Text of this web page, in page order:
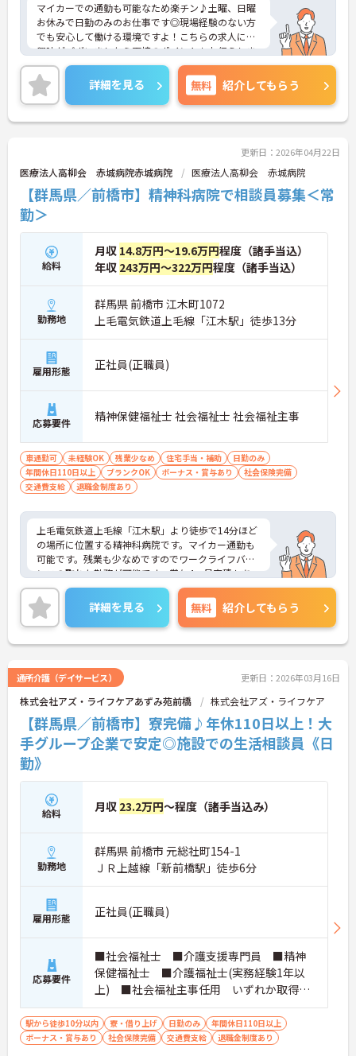
マイカーでの通勤も可能なため楽チン♪土曜、日曜
お休みで日勤のみのお仕事です◎現場経験のない方
でも安心して働ける環境ですよ！こちらの求人にご
興味がございましたら面接のポイントもお伝えしま
すので是非ご応募お待ちしております。
詳細を見る 無料 紹介してもらう
更新日：2026年04月22日
医療法人高柳会 赤城病院赤城病院 医療法人高柳会 赤城病院
【群馬県／前橋市】精神科病院で相談員募集＜常
勤＞
給料
月収 14.8万円～19.6万円程度（諸手当込）
年収 243万円～322万円程度（諸手当込）
勤務地
群馬県 前橋市 江木町1072
上毛電気鉄道上毛線「江木駅」徒歩13分
雇用形態 正社員(正職員)
応募要件 精神保健福祉士 社会福祉士 社会福祉主事
車通勤可 未経験OK 残業少なめ 住宅手当・補助
日勤のみ
年間休日110日以上
ブランクOK ボーナス・賞与あり
社会保険完備
交通費支給
退職金制度あり
上毛電気鉄道上毛線「江木駅」より徒歩で14分ほど
の場所に位置する精神科病院です。マイカー通勤も
可能です。残業も少なめですのでワークライフバラ
ンスの取れた勤務が可能です。賞与4ヶ月実積もあ
り、頑張りがしっかりと反映され、モチベーション
にもつながります。ご興味ある方には、面接対策ポ
イントなど、さらに詳細をお話しいたしますのでお
気軽にご相談ください。
詳細を見る 無料 紹介してもらう
通所介護（デイサービス） 更新日：2026年03月16日
株式会社アズ・ライフケアあずみ苑前橋 株式会社アズ・ライフケア
【群馬県／前橋市】寮完備♪年休110日以上！大
手グループ企業で安定◎施設での生活相談員《日
勤》
給料 月収 23.2万円～程度（諸手当込み）
勤務地
群馬県 前橋市 元総社町154-1
ＪＲ上越線「新前橋駅」徒歩6分
雇用形態 正社員(正職員)
応募要件
■社会福祉士 ■介護支援専門員 ■精神
保健福祉士 ■介護福祉士(実務経験1年以
上) ■社会福祉主事任用 いずれか取得さ
れている方 ■普通自動車免許をお持ちの
方 ※厚生労働大臣が定める科目を3科目以上
履修していることが成績証明書の提示にて
駅から徒歩10分以内 寮・借り上げ 日勤のみ
年間休日110日以上
ボーナス・賞与あり
社会保険完備 交通費支給 退職金制度あり